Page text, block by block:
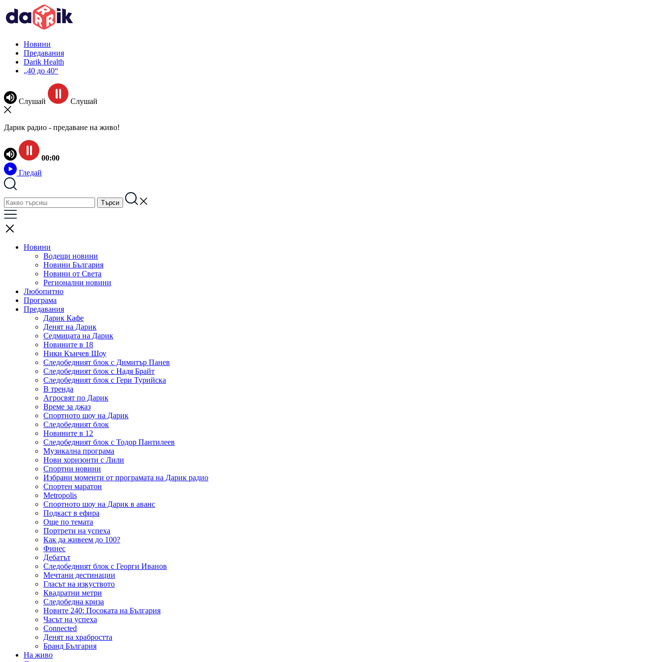
Новини
Предавания
Darik Health
„40 до 40“
Слушай Слушай
Дарик радио - предаване на живо!
00:00
Гледай
Новини
Водещи новини
Новини България
Новини от Света
Регионални новини
Любопитно
Програма
Предавания
Дарик Кафе
Денят на Дарик
Седмицата на Дарик
Новините в 18
Ники Кънчев Шоу
Следобедният блок с Димитър Панев
Следобедният блок с Надя Брайт
Следобедният блок с Гери Турийска
В тренда
Агросвят по Дарик
Време за джаз
Спортното шоу на Дарик
Следобедният блок
Новините в 12
Следобедният блок с Тодор Пантилеев
Музикална програма
Нови хоризонти с Лили
Спортни новини
Избрани моменти от програмата на Дарик радио
Спортен маратон
Metropolis
Спортното шоу на Дарик в аванс
Подкаст в ефира
Още по темата
Портрети на успеха
Как да живеем до 100?
Финес
Дебатът
Следобедният блок с Георги Иванов
Мечтани дестинации
Гласът на изкуството
Квадратни метри
Следобедна криза
Новите 240: Посоката на България
Часът на успеха
Connected
Денят на храбростта
Бранд България
На живо